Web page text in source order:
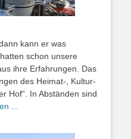
kann er was
schon unsere
ihre Erfahrungen. Das
des Heimat-, Kultur-
Hof“. In Abständen sind
...